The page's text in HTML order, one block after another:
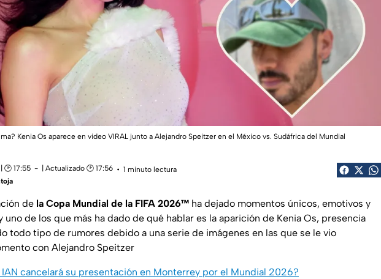
Kenia Os aparece en video VIRAL junto a Alejandro Speitzer en el México vs. Sudáfrica del Mundial
🕑 17:55 | Actualizado 🕑 17:56
1 minuto lectura
de la Copa Mundial de la FIFA 2026™️ ha dejado momentos únicos, emotivos y
uno de los que más ha dado de qué hablar es la aparición de Kenia Os, presencia
todo tipo de rumores debido a una serie de imágenes en las que se le vio
con Alejandro Speitzer
IAN cancelará su presentación en Monterrey por el Mundial 2026?